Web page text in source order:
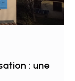
: une